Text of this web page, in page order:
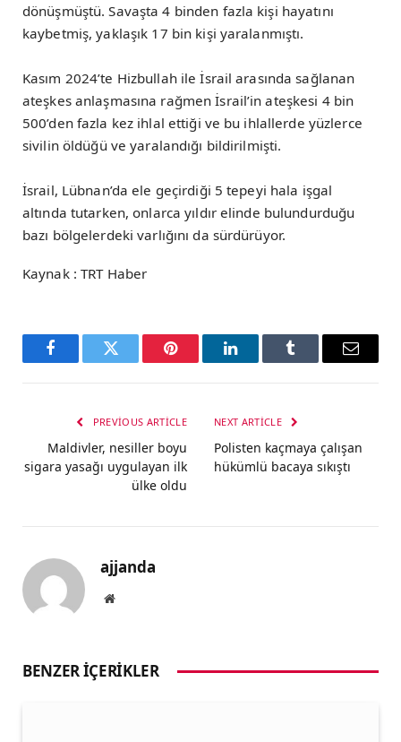
dönüşmüştü. Savaşta 4 binden fazla kişi hayatını
kaybetmiş, yaklaşık 17 bin kişi yaralanmıştı.
Kasım 2024’te Hizbullah ile İsrail arasında sağlanan
ateşkes anlaşmasına rağmen İsrail’in ateşkesi 4 bin
500’den fazla kez ihlal ettiği ve bu ihlallerde yüzlerce
sivilin öldüğü ve yaralandığı bildirilmişti.
İsrail, Lübnan’da ele geçirdiği 5 tepeyi hala işgal
altında tutarken, onlarca yıldır elinde bulundurduğu
bazı bölgelerdeki varlığını da sürdürüyor.
Kaynak : TRT Haber
FacebookTwitter Pinterest LinkedInTumblr Email
PREVIOUS ARTICLE
Maldivler, nesiller boyu
sigara yasağı uygulayan ilk
ülke oldu
NEXT ARTICLE
Polisten kaçmaya çalışan
hükümlü bacaya sıkıştı
ajjanda
Website
BENZER İÇERIKLER